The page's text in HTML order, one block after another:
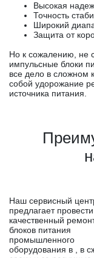
Высокая
Точность
Широкий
Защита от
Но к сожалению, не
импульсные блоки
все дело в сложном
собой удорожание
источника питания.
Наш сервисный
предлагает провести
качественный
блоков питания
промышленного
оборудования в , в